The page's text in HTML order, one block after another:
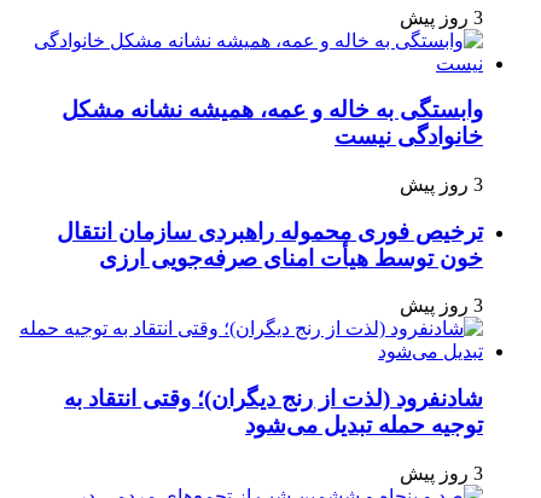
3 روز پیش
وابستگی به خاله و عمه، همیشه نشانه مشکل
خانوادگی نیست
3 روز پیش
ترخیص فوری محموله راهبردی سازمان انتقال
خون توسط هیأت امنای صرفه‌جویی ارزی
3 روز پیش
شادنفرود (لذت از رنج دیگران)؛ وقتی انتقاد به
توجیه حمله تبدیل می‌شود
3 روز پیش